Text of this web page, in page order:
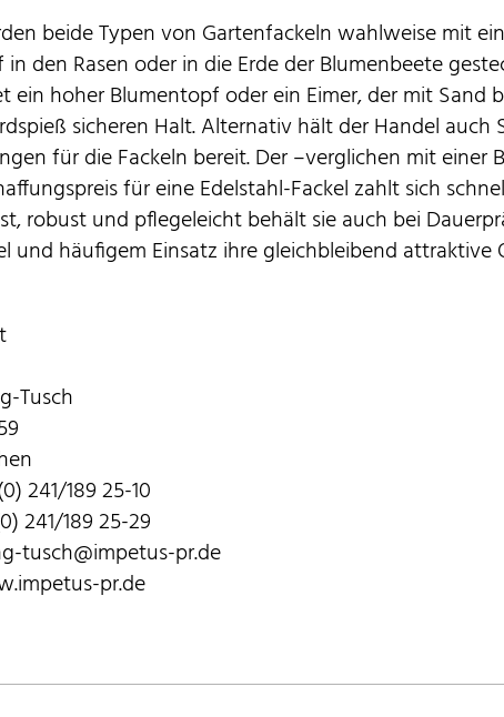
beide Typen von Gartenfackeln wahlweise mit
den Rasen oder in die Erde der Blumenbeete
ein hoher Blumentopf oder ein Eimer, der mit Sand
sicheren Halt. Alternativ hält der Handel
für die Fackeln bereit. Der –verglichen mit einer
für eine Edelstahl-Fackel zahlt sich
robust und pflegeleicht behält sie auch bei
und häufigem Einsatz ihre gleichbleibend attraktive
Tusch
241/189 25-10
241/189 25-29
tusch@impetus-pr.de
pr.de